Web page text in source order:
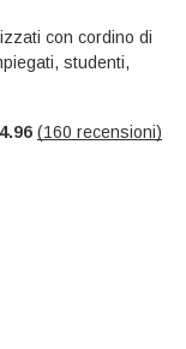
con cordino di
studenti,
4.96 (160 recensioni)